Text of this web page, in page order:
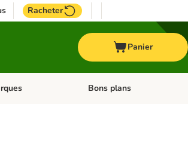
Racheter
Panier
catégories: Cheval Dérouler les catégories: Top
Bons plans